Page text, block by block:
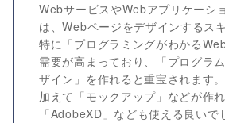
WebサービスやWebアプリケーシ
は、Webページをデザインするス
特に「プログラミングがわかる
需要が高まっており、「プログラ
ザイン」を作れると重宝されます。
加えて「モックアップ」などが作
「AdobeXD」なども使える良いで